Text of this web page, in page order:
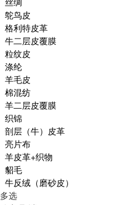
鸵鸟皮
格利特皮革
牛二层皮覆膜
粒纹皮
涤纶
羊毛皮
棉混纺
羊二层皮覆膜
织锦
剖层（牛）皮革
亮片布
羊皮革+织物
貂毛
牛反绒（磨砂皮）
多选